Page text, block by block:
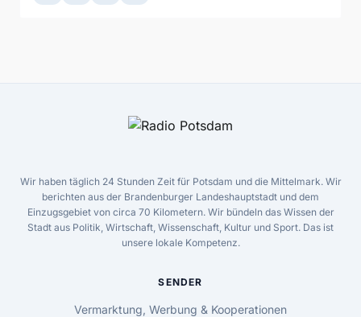
Wir haben täglich 24 Stunden Zeit für Potsdam und die Mittelmark. Wir
berichten aus der Brandenburger Landeshauptstadt und dem
Einzugsgebiet von circa 70 Kilometern. Wir bündeln das Wissen der
Stadt aus Politik, Wirtschaft, Wissenschaft, Kultur und Sport. Das ist
unsere lokale Kompetenz.
SENDER
Vermarktung, Werbung & Kooperationen